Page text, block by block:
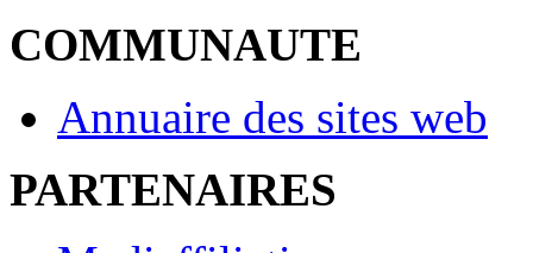
COMMUNAUTE
Annuaire des sites web
PARTENAIRES